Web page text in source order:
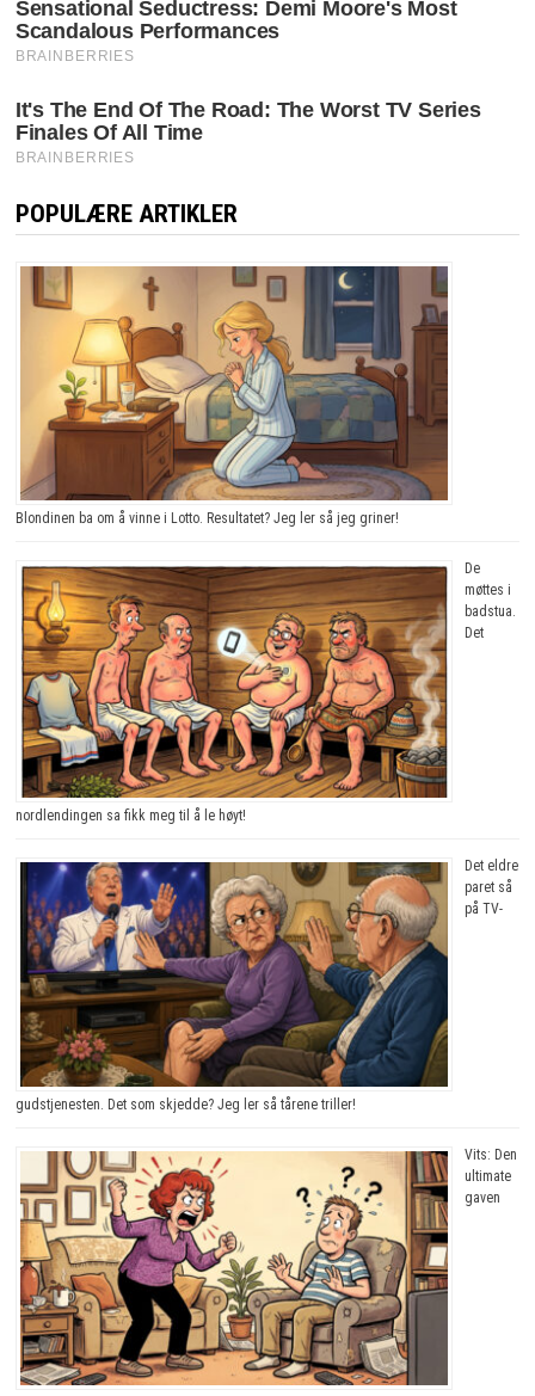
POPULÆRE ARTIKLER
Blondinen ba om å vinne i Lotto. Resultatet? Jeg ler så jeg griner!
De
møttes i
badstua.
Det
nordlendingen sa fikk meg til å le høyt!
Det eldre
paret så
på TV-
gudstjenesten. Det som skjedde? Jeg ler så tårene triller!
Vits: Den
ultimate
gaven